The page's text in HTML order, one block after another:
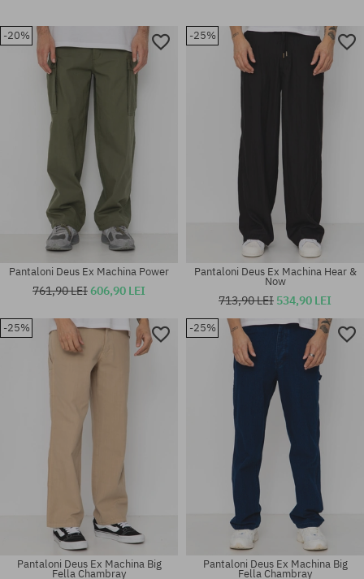
-20%
Pantaloni Deus Ex Machina Power
761,90 LEI606,90 LEI
-25%
Pantaloni Deus Ex Machina Hear &
Now
713,90 LEI 534,90 LEI
-25%
Pantaloni Deus Ex Machina Big
Fella Chambray
-25%
Pantaloni Deus Ex Machina Big
Fella Chambray